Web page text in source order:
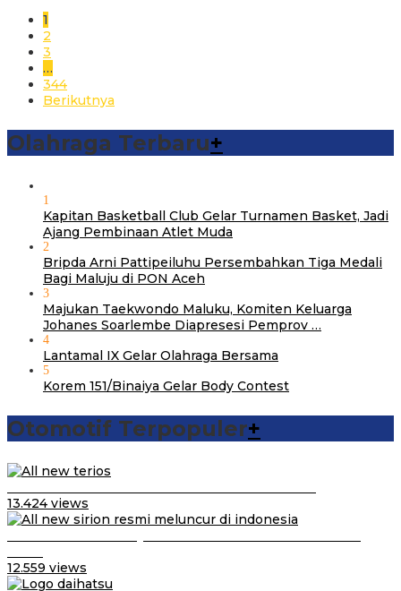
1
2
3
…
344
Berikutnya
Olahraga Terbaru+
1
Kapitan Basketball Club Gelar Turnamen Basket, Jadi
Ajang Pembinaan Atlet Muda
2
Bripda Arni Pattipeiluhu Persembahkan Tiga Medali
Bagi Maluju di PON Aceh
3
Majukan Taekwondo Maluku, Komiten Keluarga
Johanes Soarlembe Diapresesi Pemprov …
4
Lantamal IX Gelar Olahraga Bersama
5
Korem 151/Binaiya Gelar Body Contest
Otomotif Terpopuler+
13.424 views
12.559 views